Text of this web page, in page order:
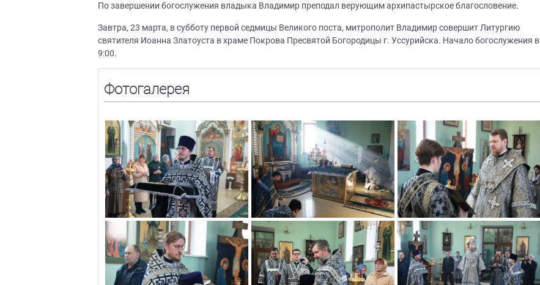
По завершении богослужения владыка Владимир преподал верующим архипастырское благословение.
Завтра, 23 марта, в субботу первой седмицы Великого поста, митрополит Владимир совершит Литургию
святителя Иоанна Златоуста в храме Покрова Пресвятой Богородицы г. Уссурийска. Начало богослужения в
9:00.
Фотогалерея